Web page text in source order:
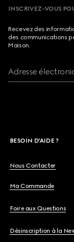
INSCRIVEZ-VOUS
Recevez des
des communications
Maison.
Adresse
BESOIN D'AIDE ?
Nous Contacter
Ma Commande
Foire aux Questions
Désinscription à la